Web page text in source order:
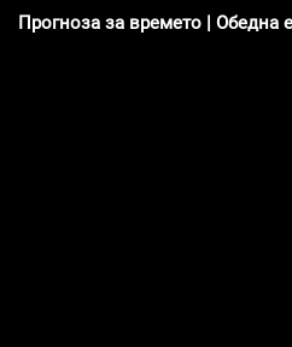
Прогноза за времето | Обедна